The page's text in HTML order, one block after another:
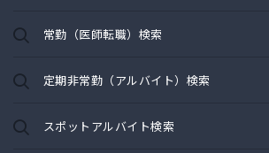
常勤（医師転職）検索
定期非常勤（アルバイト）検索
スポットアルバイト検索